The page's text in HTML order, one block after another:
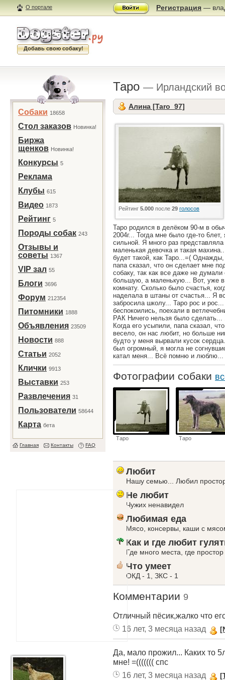
О портале Регистрация —
Добавь свою собаку!
Собаки 18658
Стол заказов Новинка!
Биржа
щенков Новинка!
Конкурсы 5
Реклама
Клубы 615
Видео 1873
Рейтинг 5
Породы собак 243
Отзывы и
советы 1367
VIP зал 55
Блоги 3696
Форум 212354
Питомники 1888
Объявления 23509
Новости 888
Статьи 2052
Клички 9913
Выставки 253
Развлечения 31
Пользователи 58644
Карта бета
Главная Контакты FAQ
Таро — Ирландский
Алина [Taro_97]
Рейтинг 5.000 после 29 голосов
Таро родился в делёком 90-м в
2004г... Тогда мне было где-то
сильной. Я много раз
маленькая девочка и такая
будет такой, как Таро...=(
папа сказал, что он сделает мне
собаку, так как все даже не
большую, а маленькую... Вот, уже в
комнату. Сколько было счастья,
наделала в штаны от счастья... Я
забросила школу... Таро рос и
беспокоились, поехали в
РАК Ничего нельзя было сделать...
Когда его усыпили, папа сказал,
весело, он нас любит, но больше
будто у меня вырвали кусок
был огромный, я могла не
катал меня... Всё помню и люблю...
Фотографии собаки
Таро Таро
Любит
Нашу семью... Любил
Не любит
Чужих ненавидел
Любимая еда
Мясо, консервы, каши с
Как и где любит
Где много места, где
Что умеет
ОКД - 1, ЗКС - 1
Комментарии 9
Отличный пёсик,жалко что
16 лет, 3 месяца назад
Да, мало прожил... Каких то
мне! =((((((( спс
16 лет, 3 месяца назад